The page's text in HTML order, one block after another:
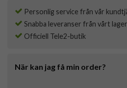
Personlig service från vår
Snabba leveranser från vårt
Officiell Tele2-butik
När kan jag få min order?